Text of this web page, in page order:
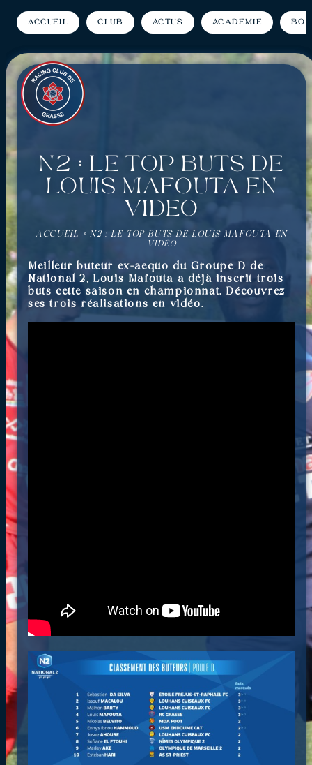
Accueil Club Actus Académie
N2 : Le top buts de
Louis Mafouta en
vidéo
ACCUEIL »N2 : LE TOP BUTS DE LOUIS MAFOUTA EN
VIDÉO
Meilleur buteur ex-aequo du Groupe D de
National 2, Louis Mafouta a déjà inscrit trois
buts cette saison en championnat. Découvrez
ses trois réalisations en vidéo.